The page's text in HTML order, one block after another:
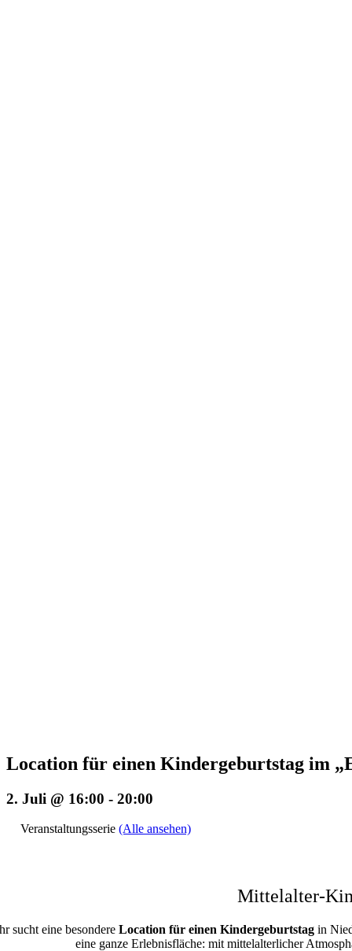
Location für einen Kindergeburtstag im
2. Juli @ 16:00 - 20:00
Veranstaltungsserie (Alle ansehen)
Mittelalter-
sucht eine besondere Location für einen Kindergeburtstag in
eine ganze Erlebnisfläche: mit mittelalterlicher